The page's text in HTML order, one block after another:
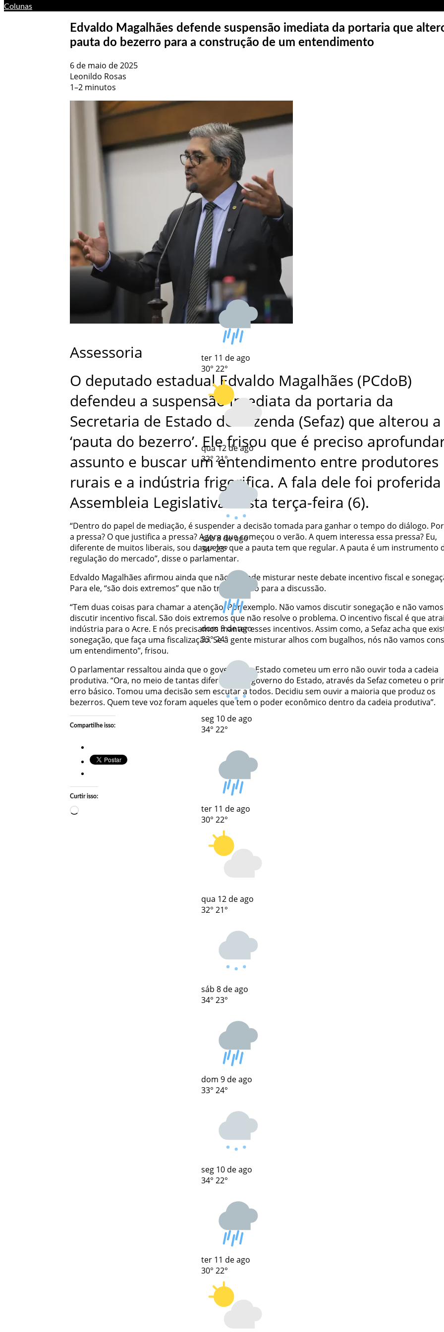
Colunas
Edvaldo Magalhães defende suspensão imediata da portaria que
pauta do bezerro para a construção de um entendimento
6 de maio de 2025
Leonildo Rosas
1–2 minutos
Assessoria
O deputado estadual Edvaldo Magalhães (PCdoB)
defendeu a suspensão imediata da portaria da
Secretaria de Estado de Fazenda (Sefaz) que alterou a
‘pauta do bezerro’. Ele frisou que é preciso
assunto e buscar um entendimento entre produtores
rurais e a indústria frigorifica. A fala dele foi proferida
Assembleia Legislativa nesta terça-feira (6).
“Dentro do papel de mediação, é suspender a decisão tomada para ganhar o tempo do diálogo.
a pressa? O que justifica a pressa? Agora que começou o verão. A quem interessa essa pressa? Eu,
diferente de muitos liberais, sou daqueles que a pauta tem que regular. A pauta é um instrumento
regulação do mercado”, disse o parlamentar.
Edvaldo Magalhães afirmou ainda que não se pode misturar neste debate incentivo fiscal e
Para ele, “são dois extremos” que não traz solução para a discussão.
“Tem duas coisas para chamar a atenção. Por exemplo. Não vamos discutir sonegação e não vamos
discutir incentivo fiscal. São dois extremos que não resolve o problema. O incentivo fiscal é que
indústria para o Acre. E nós precisamos manter esses incentivos. Assim como, a Sefaz acha que
sonegação, que faça uma fiscalização. Se a gente misturar alhos com bugalhos, nós não vamos
um entendimento”, frisou.
O parlamentar ressaltou ainda que o governo do Estado cometeu um erro não ouvir toda a cadeia
produtiva. “Ora, no meio de tantas diferenças, o governo do Estado, através da Sefaz cometeu o
erro básico. Tomou uma decisão sem escutar a todos. Decidiu sem ouvir a maioria que produz os
bezerros. Quem teve voz foram aqueles que tem o poder econômico dentro da cadeia produtiva”.
Compartilhe isso:
Curtir isso:
Carregando…
ter 11 de ago
30° 22°
qua 12 de ago
32° 21°
sáb8 de ago
34°23°
dom 9 de ago
33°24°
seg 10 de ago
34° 22°
ter 11 de ago
30° 22°
qua 12 de ago
32° 21°
sáb 8 de ago
34° 23°
dom 9 de ago
33° 24°
seg 10 de ago
34° 22°
ter 11 de ago
30° 22°